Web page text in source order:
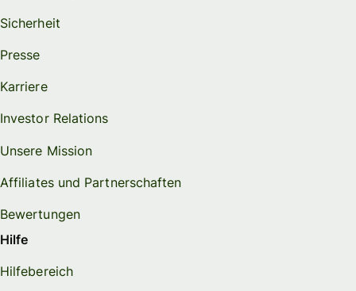
Sicherheit
Presse
Karriere
Investor Relations
Unsere Mission
Affiliates und Partnerschaften
Bewertungen
Hilfe
Hilfebereich